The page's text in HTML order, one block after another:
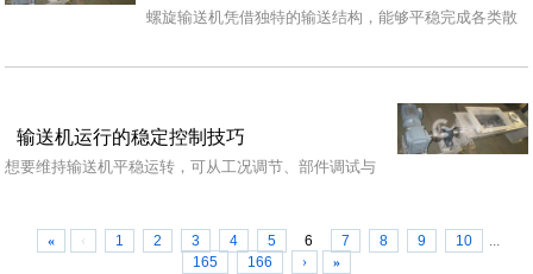
螺旋输送机凭借独特的输送结构，能够平稳完成各类散
输送机运行的稳定控制技巧
想要维持输送机平稳运转，可从工况调节、部件调试与
« ‹ 1 2 3 4 5 6 7 8 9 10
...
165
166 › »